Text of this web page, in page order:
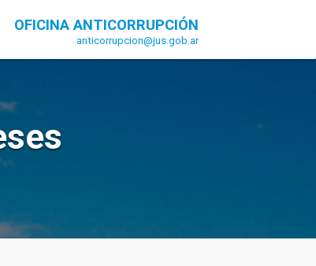
OFICINA ANTICORRUPCIÓN
anticorrupcion@jus.gob.ar